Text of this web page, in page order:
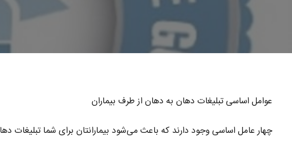
عوامل اساسی تبلیغات دهان به دهان از طرف بیماران
چهار عامل اساسی وجود دارند که باعث می‌شود بیمارانتان برای شما تبلیغات